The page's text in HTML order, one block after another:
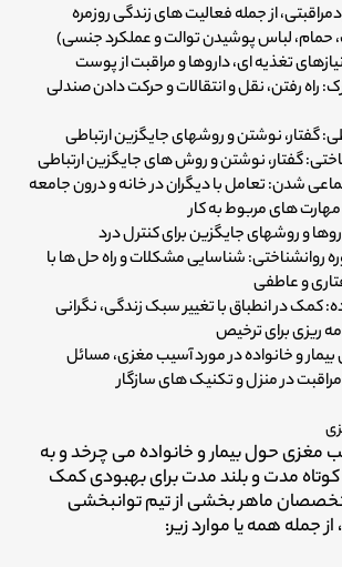
از جمله فعالیت های زندگی روزمره
حمام، لباس پوشیدن توالت و عملکرد جنسی)
تغذیه ای، داروها و مراقبت از پوست
راه رفتن، نقل و انتقالات و حرکت دادن صندلی
گفتار، نوشتن و روشهای جایگزین ارتباطی
گفتار، نوشتن و روش های جایگزین ارتباطی
شدن: تعامل با دیگران در خانه و درون جامعه
های مربوط به کار
و روشهای جایگزین برای کنترل درد
روانشناختی: شناسایی مشکلات و راه حل ها با
و عاطفی
کمک در انطباق با تغییر سبک زندگی، نگرانی
ریزی برای ترخیص
و خانواده در مورد آسیب مغزی، مسائل
مراقبت در منزل و تکنیک های سازگار
حول بیمار و خانواده می چرخد و به
مدت و بلند مدت برای بهبودی کمک
ماهر بخشی از تیم توانبخشی
جمله همه یا موارد زیر: